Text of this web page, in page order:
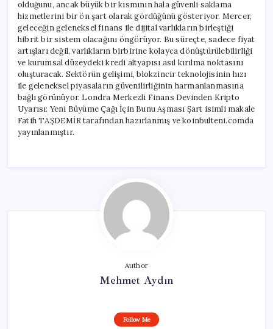
olduğunu, ancak büyük bir kısmının hala güvenli saklama
hizmetlerini bir ön şart olarak gördüğünü gösteriyor. Mercer,
geleceğin geleneksel finans ile dijital varlıkların birleştiği
hibrit bir sistem olacağını öngörüyor. Bu süreçte, sadece fiyat
artışları değil, varlıkların birbirine kolayca dönüştürülebilirliği
ve kurumsal düzeydeki kredi altyapısı asıl kırılma noktasını
oluşturacak. Sektörün gelişimi, blokzincir teknolojisinin hızı
ile geleneksel piyasaların güvenilirliğinin harmanlanmasına
bağlı görünüyor. Londra Merkezli Finans Devinden Kripto
Uyarısı: Yeni Büyüme Çağı İçin Bunu Aşması Şart isimli makale
Fatih TAŞDEMİR tarafından hazırlanmış ve koinbulteni.comda
yayınlanmıştır.
Author
Mehmet Aydın
Follow Me